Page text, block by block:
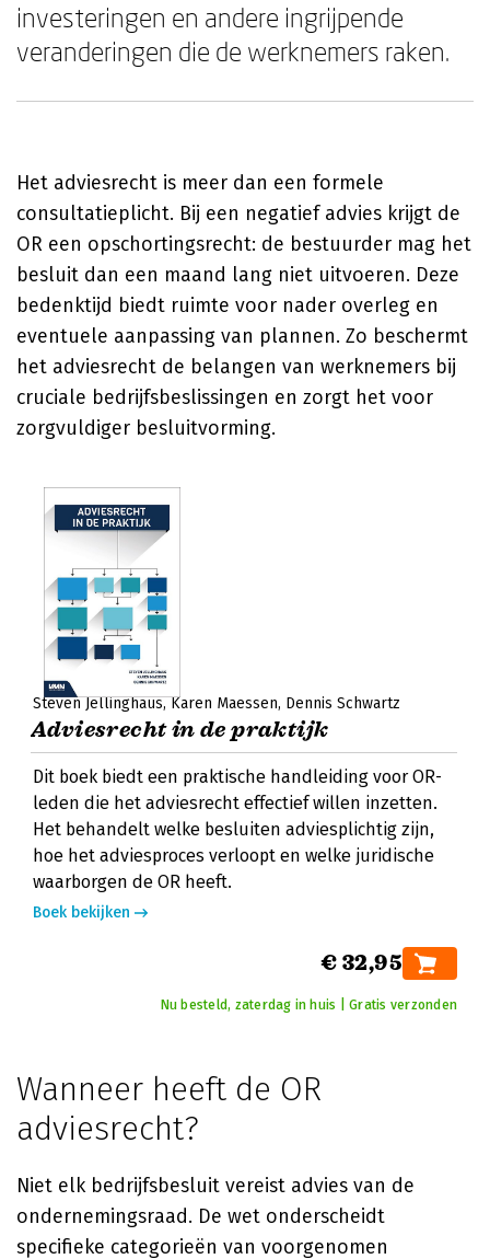
investeringen en andere ingrijpende
veranderingen die de werknemers raken.
Het adviesrecht is meer dan een formele
consultatieplicht. Bij een negatief advies krijgt de
OR een opschortingsrecht: de bestuurder mag het
besluit dan een maand lang niet uitvoeren. Deze
bedenktijd biedt ruimte voor nader overleg en
eventuele aanpassing van plannen. Zo beschermt
het adviesrecht de belangen van werknemers bij
cruciale bedrijfsbeslissingen en zorgt het voor
zorgvuldiger besluitvorming.
Steven Jellinghaus Karen Maessen Dennis Schwartz
Adviesrecht in de praktijk
Dit boek biedt een praktische handleiding voor OR-
leden die het adviesrecht effectief willen inzetten.
Het behandelt welke besluiten adviesplichtig zijn,
hoe het adviesproces verloopt en welke juridische
waarborgen de OR heeft.
Boek bekijken
€ 32,95
Nu besteld, zaterdag in huis | Gratis verzonden
Wanneer heeft de OR
adviesrecht?
Niet elk bedrijfsbesluit vereist advies van de
ondernemingsraad. De wet onderscheidt
specifieke categorieën van voorgenomen